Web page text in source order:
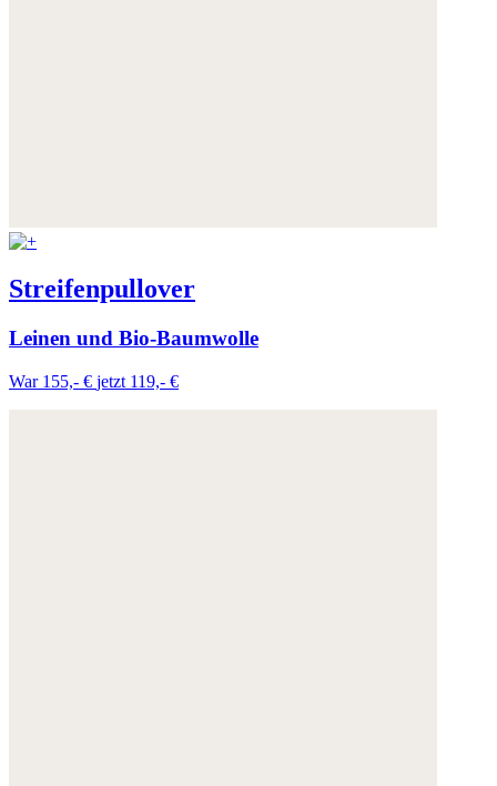
Streifenpullover
Leinen und Bio-Baumwolle
War 155,- € jetzt 119,- €